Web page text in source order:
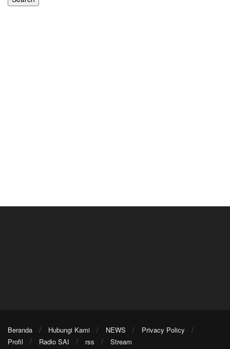
Beranda Hubungi Kami NEWS
Privacy Policy
Profil
Radio SAI rss Stream